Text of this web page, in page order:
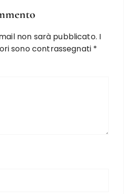
non sarà pubblicato. I
sono contrassegnati *